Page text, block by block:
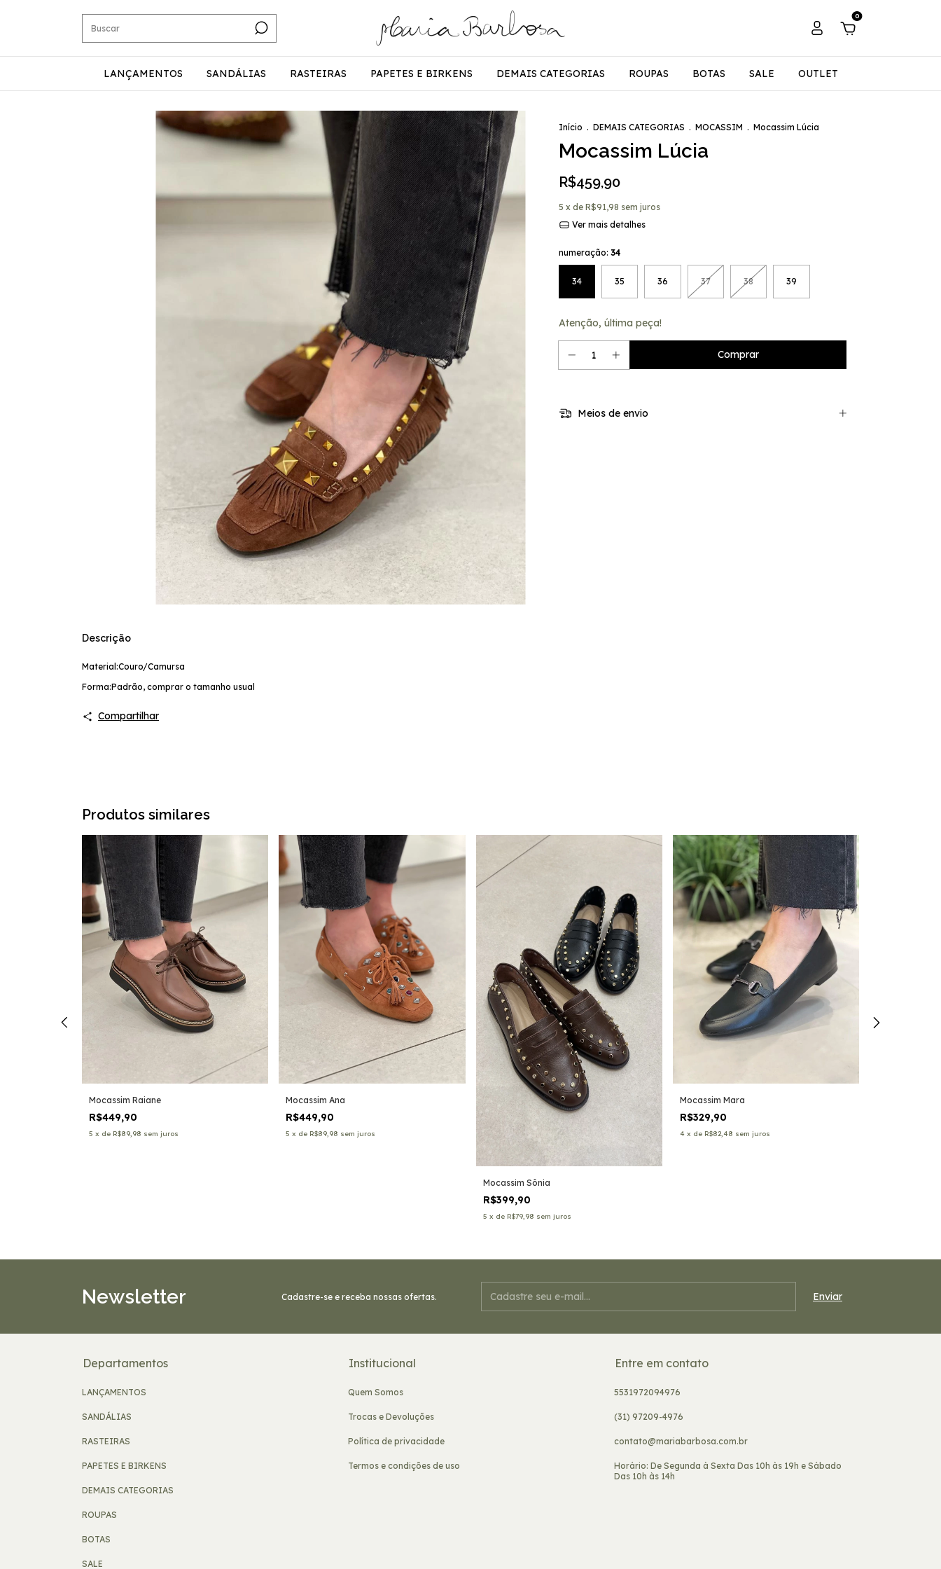
0
LANÇAMENTOS SANDÁLIAS RASTEIRAS PAPETES E BIRKENS DEMAIS CATEGORIAS ROUPAS BOTAS SALE OUTLET
Início . DEMAIS CATEGORIAS . MOCASSIM . Mocassim Lúcia
Mocassim Lúcia
R$459,90
5 x de R$91,98 sem juros
Ver mais detalhes
numeração: 34
34 35 36 37 38 39
Atenção, última peça!
Meios de envio
Descrição
Material:Couro/Camursa
Forma:Padrão, comprar o tamanho usual
Compartilhar
Produtos similares
Mocassim Raiane
R$449,90
5 x de R$89,98 sem juros
Mocassim Ana
R$449,90
5 x de R$89,98 sem juros
Mocassim Sônia
R$399,90
5 x de R$79,98 sem juros
Mocassim Mara
R$329,90
4 x de R$82,48 sem juros
Newsletter Cadastre-se e receba nossas ofertas.
Departamentos
LANÇAMENTOS
SANDÁLIAS
RASTEIRAS
PAPETES E BIRKENS
DEMAIS CATEGORIAS
ROUPAS
BOTAS
SALE
Institucional
Quem Somos
Trocas e Devoluções
Política de privacidade
Termos e condições de uso
Entre em contato
5531972094976
(31) 97209-4976
contato@mariabarbosa.com.br
Horário: De Segunda à Sexta Das 10h às 19h e Sábado
Das 10h às 14h